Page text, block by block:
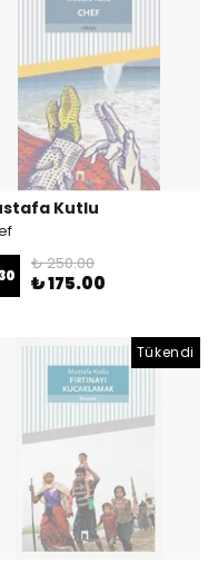
Kutlu
₺ 250.00
₺ 175.00
Tükendi